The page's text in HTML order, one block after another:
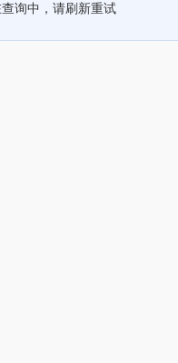
询中，请刷新重试